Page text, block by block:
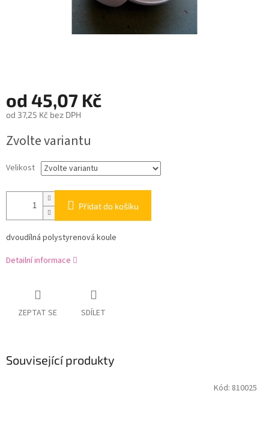
od 45,07 Kč
od 37,25 Kč bez DPH
cena:
Zvolte variantu
Velikost
Přidat do košíku
dvoudílná polystyrenová koule
Detailní informace
ZEPTAT SE SDÍLET
Související produkty
Kód: 810025